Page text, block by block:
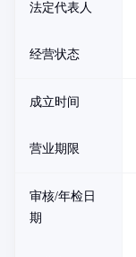
法定代表人
经营状态
成立时间
营业期限
审核/年检日
期